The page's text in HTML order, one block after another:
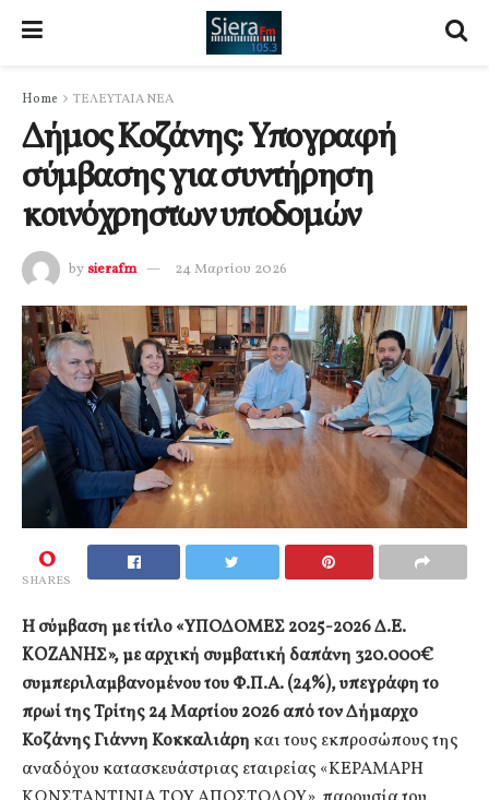
Home ΤΕΛΕΥΤΑΙΑ ΝΕΑ
Δήμος Κοζάνης: Υπογραφή
σύμβασης για συντήρηση
κοινόχρηστων υποδομών
by sierafm 24 Μαρτίου 2026
0
SHARES
Η σύμβαση με τίτλο «ΥΠΟΔΟΜΕΣ 2025-2026 Δ.Ε.
KOZANHΣ», με αρχική συμβατική δαπάνη 320.000€
συμπεριλαμβανομένου του Φ.Π.Α. (24%), υπεγράφη το
πρωί της Τρίτης 24 Μαρτίου 2026 από τον Δήμαρχο
Κοζάνης Γιάννη Κοκκαλιάρηκαι τους εκπροσώπους της
αναδόχου κατασκευάστριας εταιρείας «ΚΕΡΑΜΑΡΗ